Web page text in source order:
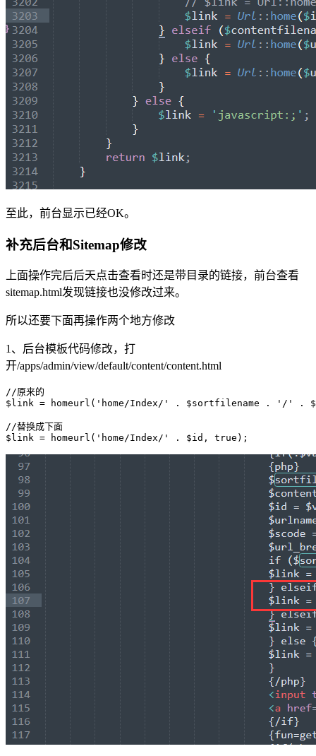
至此，前台显示已经OK。
补充后台和Sitemap修改
上面操作完后后天点击查看时还是带目录的链接，前台查看
sitemap.html发现链接也没修改过来。
所以还要下面再操作两个地方修改
1、后台模板代码修改，打
开/apps/admin/view/default/content/content.html
//原来的
$link = homeurl('home/Index/' . $sortfilename . '/' .
//替换成下面
$link = homeurl('home/Index/' . $id, true);